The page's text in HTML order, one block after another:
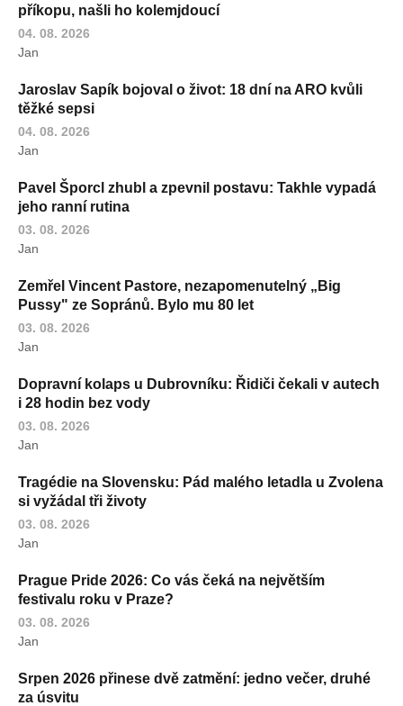
příkopu, našli ho kolemjdoucí
04. 08. 2026
Jan
Jaroslav Sapík bojoval o život: 18 dní na ARO kvůli
těžké sepsi
04. 08. 2026
Jan
Pavel Šporcl zhubl a zpevnil postavu: Takhle vypadá
jeho ranní rutina
03. 08. 2026
Jan
Zemřel Vincent Pastore, nezapomenutelný „Big
Pussy" ze Sopránů. Bylo mu 80 let
03. 08. 2026
Jan
Dopravní kolaps u Dubrovníku: Řidiči čekali v autech
i 28 hodin bez vody
03. 08. 2026
Jan
Tragédie na Slovensku: Pád malého letadla u Zvolena
si vyžádal tři životy
03. 08. 2026
Jan
Prague Pride 2026: Co vás čeká na největším
festivalu roku v Praze?
03. 08. 2026
Jan
Srpen 2026 přinese dvě zatmění: jedno večer, druhé
za úsvitu